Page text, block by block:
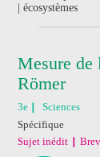
| écosystèmes
Mesure de
Römer
3e
Sciences
Spécifique
Sujet inédit